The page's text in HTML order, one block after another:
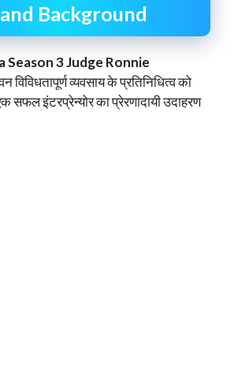
Background
Season 3 Judge Ronnie
विविधतापूर्ण व्यवसाय के प्रतिनिधित्व को
सफल इंटरप्रेन्योर का प्रेरणादायी उदाहरण